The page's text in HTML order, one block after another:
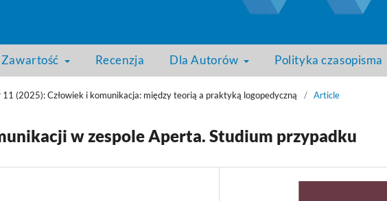
Zawartość Recenzja Dla Autorów Polityka czasopisma
11 (2025): Człowiek i komunikacja: między teorią a praktyką logopedyczną / Article
w zespole Aperta. Studium przypadku